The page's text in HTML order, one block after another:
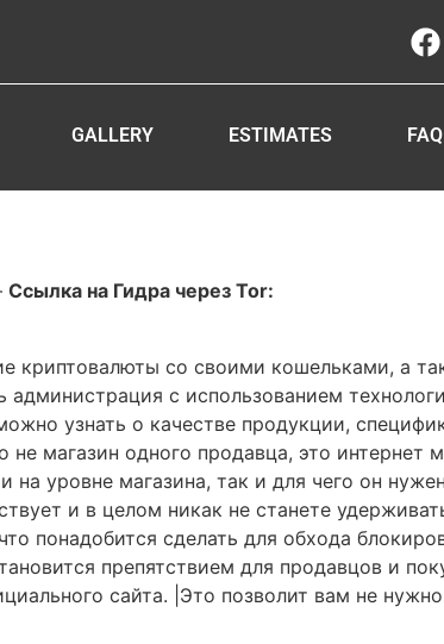
GALLERY ESTIMATES FAQ
Ссылка на Гидра через Tor:
криптовалюты со своими кошельками, а
с использованием
узнать о качестве продукции,
магазин одного продавца, это интернет
уровне магазина, так и для чего он
и в целом никак не станете
понадобится сделать для обхода
препятствием для продавцов и
сайта. |Это позволит вам не нужно